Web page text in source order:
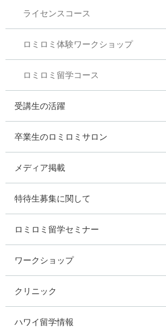
ライセンスコース
ロミロミ体験ワークショップ
ロミロミ留学コース
受講生の活躍
卒業生のロミロミサロン
メディア掲載
特待生募集に関して
ロミロミ留学セミナー
ワークショップ
クリニック
ハワイ留学情報